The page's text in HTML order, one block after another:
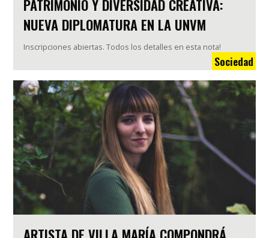
PATRIMONIO Y DIVERSIDAD CREATIVA:
NUEVA DIPLOMATURA EN LA UNVM
Inscripciones abiertas. Todos los detalles en esta nota!
Sociedad
ARTISTA DE VILLA MARÍA COMPONDRÁ